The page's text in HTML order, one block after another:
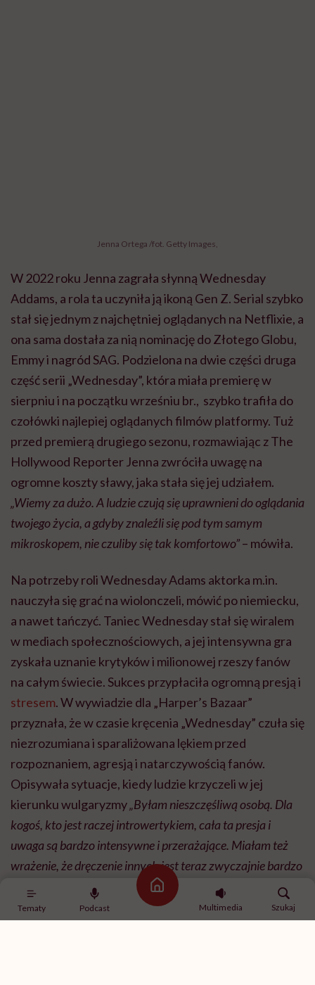
Tematy Podcast
Strona główna
Multimedia
Szukaj
czołówki najlepiej oglądanych filmów platformy. Tuż
Hollywood Reporter Jenna zwróciła uwagę na
ogromne koszty sławy, jaka stała się jej udziałem.
„Wiemy za dużo. A ludzie czują się uprawnieni do oglądania
twojego życia, a gdyby znaleźli się pod tym samym
mikroskopem, nie czuliby się tak komfortowo”– mówiła.
Na potrzeby roli Wednesday Adams aktorka m.in.
nauczyła się grać na wiolonczeli, mówić po niemiecku,
a nawet tańczyć. Taniec Wednesday stał się wiralem
w mediach społecznościowych, a jej intensywna gra
zyskała uznanie krytyków i milionowej rzeszy fanów
na całym świecie. Sukces przypłaciła ogromną presją i
stresem. W wywiadzie dla „Harper’s Bazaar”
przyznała, że w czasie kręcenia „Wednesday” czuła się
rozpoznaniem, agresją i natarczywością fanów.
Opisywała sytuacje, kiedy ludzie krzyczeli w jej
kierunku wulgaryzmy„Byłam nieszczęśliwą osobą. Dla
kogoś, kto jest raczej introwertykiem, cała ta presja i
uwaga są bardzo intensywne i przerażające. Miałam też
wrażenie, że dręczenie innych jest teraz zwyczajnie bardzo
popularne. Bycie obiektem plotek niesamowicie otworzyło
mi oczy” – przyznała.
Demi Lovato: „Pokochałam swoje
rozstępy zamiast się ich
wstydzić”
Jenna nie kryje frustracji faktem, że reżyserzy ciągle
widzą ją w rolach nastolatek i uczennic, choć wyrosła